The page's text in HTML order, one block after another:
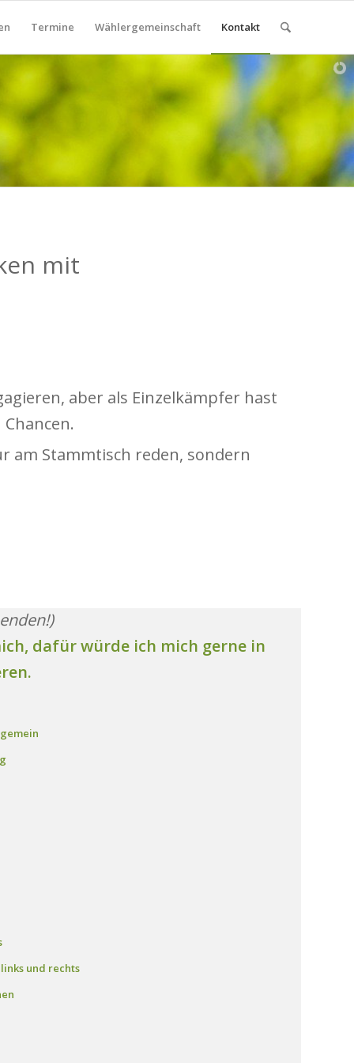
Termine Wählergemeinschaft Kontakt
mit
aber als Einzelkämpfer hast
Chancen.
am Stammtisch reden, sondern
dafür würde ich mich gerne in
und rechts